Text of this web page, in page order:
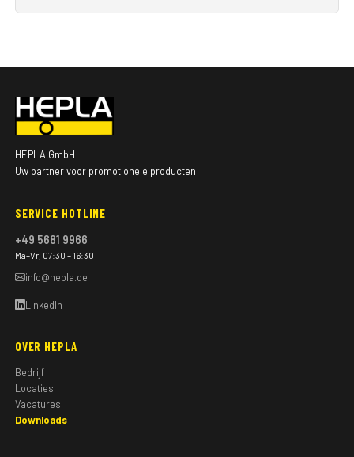
HEPLA GmbH
Uw partner voor promotionele producten
SERVICE HOTLINE
+49 5681 9966
Ma–Vr, 07:30 – 16:30
info@hepla.de
LinkedIn
OVER HEPLA
Bedrijf
Locaties
Vacatures
Downloads